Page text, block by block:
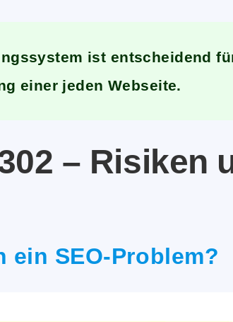
ist entscheidend
einer jeden Webseite.
– Risiken
ein SEO-Problem?